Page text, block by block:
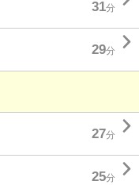
31分
29分 
27分 
25分 